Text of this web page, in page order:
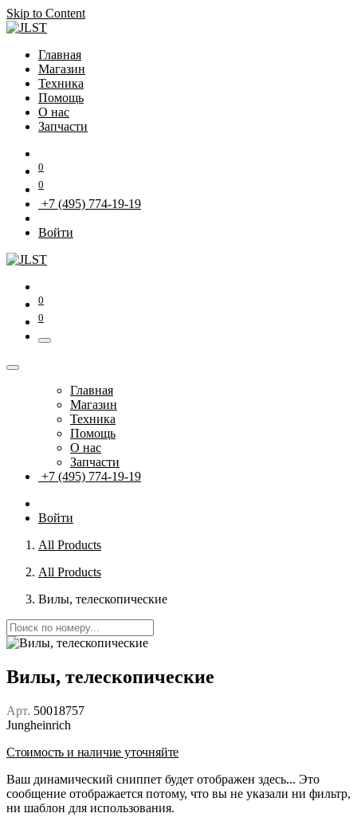
Skip to Content
Главная
Магазин
Техника
Помощь
О нас
Запчасти
0
0
+7 (495) 774-19-19
Войти
0
0
Главная
Магазин
Техника
Помощь
О нас
Запчасти
+7 (495) 774-19-19
Войти
All Products
All Products
Вилы, телескопические
Вилы, телескопические
Арт. 50018757
Jungheinrich
Стоимость и наличие уточняйте
Ваш динамический сниппет будет отображен здесь... Это
сообщение отображается потому, что вы не указали ни фильтр,
ни шаблон для использования.